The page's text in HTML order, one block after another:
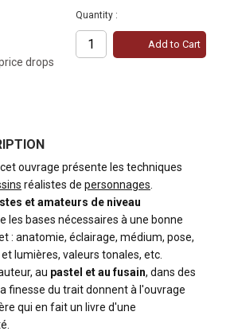
Quantity :
Add to Cart
drops
ouvrage présente les techniques
réalistes de personnages
et amateurs de niveau
les bases nécessaires à une bonne
: anatomie, éclairage, médium, pose,
lumières, valeurs tonales, etc.
au pastel et au fusain, dans des
finesse du trait donnent à l'ouvrage
qui en fait un livre d'une